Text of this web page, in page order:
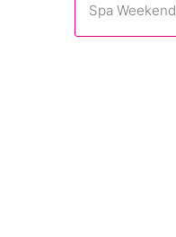
Spa Weekend